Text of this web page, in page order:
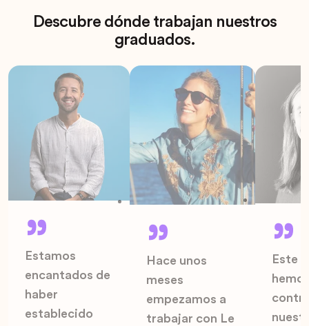
Descubre dónde trabajan nuestros
graduados.
Estamos
encantados de
haber
establecido
Hace unos
meses
empezamos a
trabajar con Le
Este